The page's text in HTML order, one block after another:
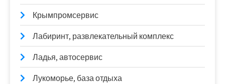
Крымпромсервис
Лабиринт, развлекательный комплекс
Ладья, автосервис
Лукоморье, база отдыха